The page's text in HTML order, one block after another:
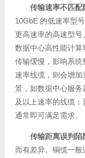
传输速率不匹配
10GbE 的低速率型
更高速率的高速型
数据中心高性能计
传输缓慢，影响系
速率线缆，则会增
景，如数据中心服务
及以上速率的线缆
通常即可满足需求。
传输距离误判陷
而有差异。铜缆一